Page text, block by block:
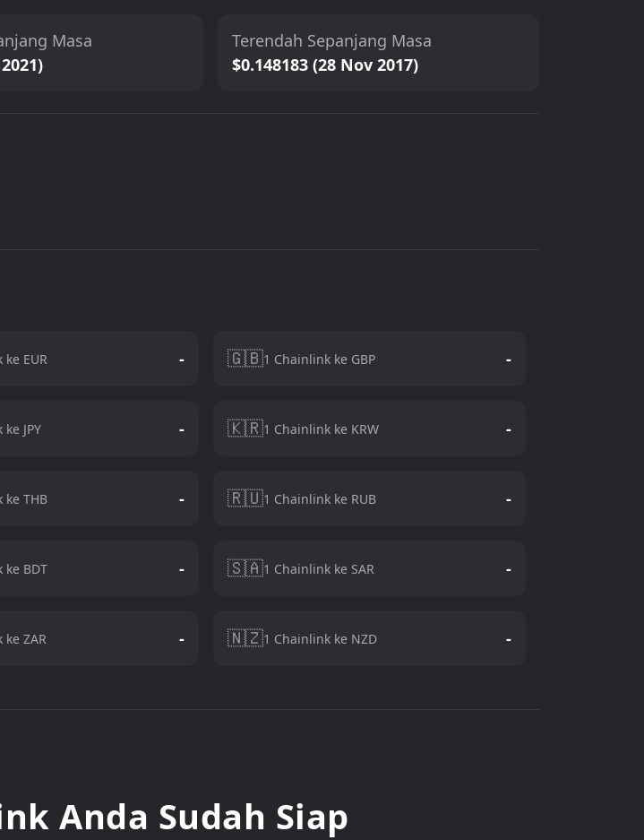
Masa
Terendah Sepanjang Masa
$0.148183 (28 Nov 2017)
EUR - 🇬🇧1 Chainlink ke GBP -
JPY - 🇰🇷1 Chainlink ke KRW -
ke THB - 🇷🇺1 Chainlink ke RUB -
ke BDT - 🇸🇦1 Chainlink ke SAR -
ZAR - 🇳🇿1 Chainlink ke NZD -
Anda Sudah Siap